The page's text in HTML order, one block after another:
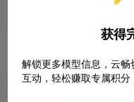
手机 & 耳机 沙发支架系列
塑料也疯狂 15
获得
解锁更多模型信息，云
互动，轻松赚取专属积分